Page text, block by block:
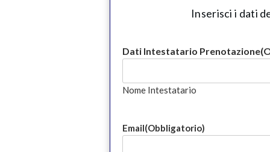
Inserisci i dati
Dati Intestatario Prenotazione
Nome Intestatario
Email(Obbligatorio)